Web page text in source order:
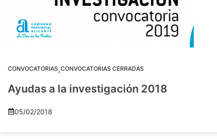
CONVOCATORIAS,CONVOCATORIAS CERRADAS
Ayudas a la investigación 2018
05/02/2018